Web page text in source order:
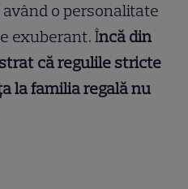
o personalitate
exuberant. Încă din
că regulile stricte
la familia regală nu